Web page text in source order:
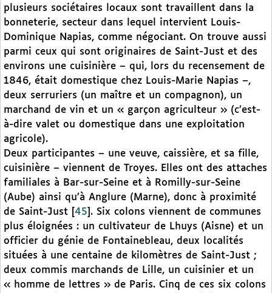
plusieurs sociétaires locaux sont travaillent dans la
bonneterie, secteur dans lequel intervient Louis-
Dominique Napias, comme négociant. On trouve aussi
parmi ceux qui sont originaires de Saint-Just et des
environs une cuisinière – qui, lors du recensement de
1846, était domestique chez Louis-Marie Napias –,
deux serruriers (un maître et un compagnon), un
marchand de vin et un « garçon agriculteur » (c’est-
à-dire valet ou domestique dans une exploitation
agricole).
Deux participantes – une veuve, caissière, et sa fille,
cuisinière – viennent de Troyes. Elles ont des attaches
familiales à Bar-sur-Seine et à Romilly-sur-Seine
(Aube) ainsi qu’à Anglure (Marne), donc à proximité
de Saint-Just
45 . Six colons viennent de communes
plus éloignées : un cultivateur de Lhuys (Aisne) et un
officier du génie de Fontainebleau, deux localités
situées à une centaine de kilomètres de Saint-Just ;
deux commis marchands de Lille, un cuisinier et un
« homme de lettres » de Paris. Cinq de ces six colons